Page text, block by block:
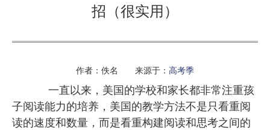
招（很实用）
作者：佚名 来源于： 高考季
一直以来，美国的学校和家长都非常注重孩
子阅读能力的培养，美国的教学方法不是只看重阅
读的速度和数量，而是看重构建阅读和思考之间的